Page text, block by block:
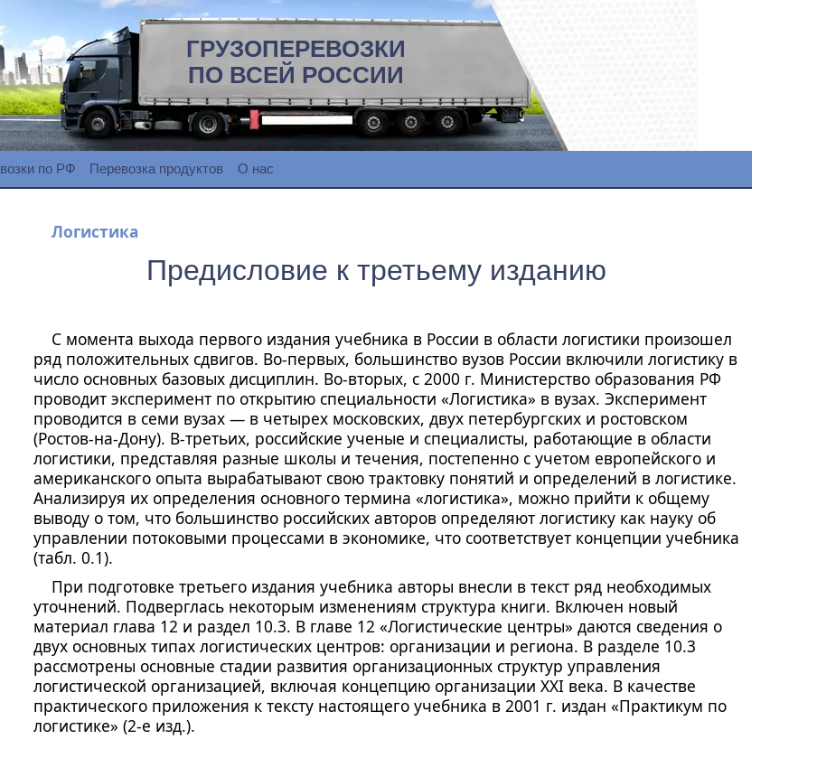
ГРУЗОПЕРЕВОЗКИ
ПО ВСЕЙ РОССИИ
по РФ Перевозка продуктов О нас
Логистика
Предисловие к третьему изданию
С момента выхода первого издания учебника в России в области логистики произошел
ряд положительных сдвигов. Во-первых, большинство вузов России включили логистику в
число основных базовых дисциплин. Во-вторых, с 2000 г. Министерство образования РФ
проводит эксперимент по открытию специальности «Логистика» в вузах. Эксперимент
проводится в семи вузах — в четырех московских, двух петербургских и ростовском
(Ростов-на-Дону). В-третьих, российские ученые и специалисты, работающие в области
логистики, представляя разные школы и течения, постепенно с учетом европейского и
американского опыта вырабатывают свою трактовку понятий и определений в логистике.
Анализируя их определения основного термина «логистика», можно прийти к общему
выводу о том, что большинство российских авторов определяют логистику как науку об
управлении потоковыми процессами в экономике, что соответствует концепции учебника
(табл. 0.1).
При подготовке третьего издания учебника авторы внесли в текст ряд необходимых
уточнений. Подверглась некоторым изменениям структура книги. Включен новый
материал глава 12 и раздел 10.3. В главе 12 «Логистические центры» даются сведения о
двух основных типах логистических центров: организации и региона. В разделе 10.3
рассмотрены основные стадии развития организационных структур управления
логистической организацией, включая концепцию организации XXI века. В качестве
практического приложения к тексту настоящего учебника в 2001 г. издан «Практикум по
логистике» (2-е изд.).